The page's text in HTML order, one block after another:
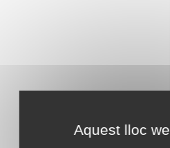
Aquest lloc